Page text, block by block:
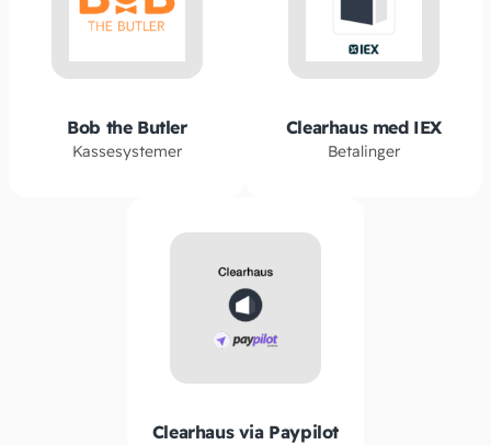
Bob the Butler
Kassesystemer
Clearhaus med IEX
Betalinger
Clearhaus via Paypilot